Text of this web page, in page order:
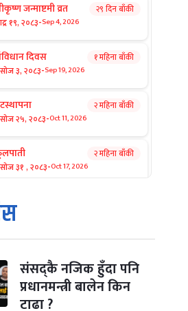
जन्माष्टमी व्रत
१९, २०८३-Sep 4, 2026
२९ दिन बाँकी
दिवस
३, २०८३-Sep 19, 2026
१ महिना बाँकी
२५, २०८३-Oct 11, 2026
२ महिना बाँकी
३१ , २०८३-Oct 17, 2026
२ महिना बाँकी
सङ्क्रान्ति
१, २०८३
३, २०८३-Oct 20, 2026
संसद्कै नजिक हुँदा पनि
प्रधानमन्त्री बालेन किन
टाढा ?